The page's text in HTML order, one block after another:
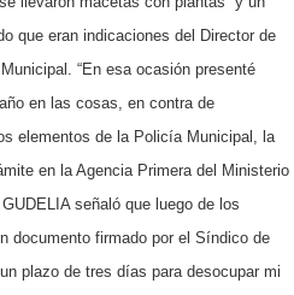
que eran indicaciones del Director de
“En esa ocasión presenté
en las cosas, en contra de
elementos de la Policía Municipal, la
en la Agencia Primera del Ministerio
señaló que luego de los
documento firmado por el Síndico de
plazo de tres días para desocupar mi